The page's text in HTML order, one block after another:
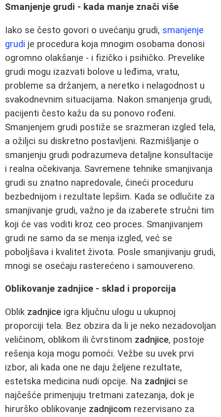
Smanjenje grudi - kada manje znači više
Iako se često govori o uvećanju grudi, smanjenje
grudi je procedura koja mnogim osobama donosi
ogromno olakšanje - i fizičko i psihičko. Prevelike
grudi mogu izazvati bolove u leđima, vratu,
probleme sa držanjem, a neretko i nelagodnost u
svakodnevnim situacijama. Nakon smanjenja grudi,
pacijenti često kažu da su ponovo rođeni.
Smanjenjem grudi postiže se srazmeran izgled tela,
a ožiljci su diskretno postavljeni. Razmišljanje o
smanjenju grudi podrazumeva detaljne konsultacije
i realna očekivanja. Savremene tehnike smanjivanja
grudi su znatno napredovale, čineći proceduru
bezbednijom i rezultate lepšim. Kada se odlučite za
smanjivanje grudi, važno je da izaberete stručni tim
koji će vas voditi kroz ceo proces. Smanjivanjem
grudi ne samo da se menja izgled, već se
poboljšava i kvalitet života. Posle smanjivanju grudi,
mnogi se osećaju rasterećeno i samouvereno.
Oblikovanje zadnjice - sklad i proporcija
Oblik zadnjice igra ključnu ulogu u ukupnoj
proporciji tela. Bez obzira da li je neko nezadovoljan
veličinom, oblikom ili čvrstinom zadnjice, postoje
rešenja koja mogu pomoći. Vežbe su uvek prvi
izbor, ali kada one ne daju željene rezultate,
estetska medicina nudi opcije. Na zadnjici se
najčešće primenjuju tretmani zatezanja, dok je
hirurško oblikovanje zadnjicom rezervisano za